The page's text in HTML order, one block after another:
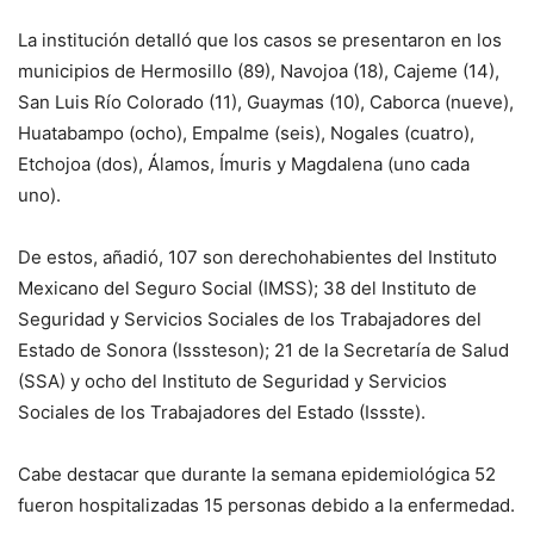
La institución detalló que los casos se presentaron en los
municipios de Hermosillo (89), Navojoa (18), Cajeme (14),
San Luis Río Colorado (11), Guaymas (10), Caborca (nueve),
Huatabampo (ocho), Empalme (seis), Nogales (cuatro),
Etchojoa (dos), Álamos, Ímuris y Magdalena (uno cada
uno).
De estos, añadió, 107 son derechohabientes del Instituto
Mexicano del Seguro Social (IMSS); 38 del Instituto de
Seguridad y Servicios Sociales de los Trabajadores del
Estado de Sonora (Isssteson); 21 de la Secretaría de Salud
(SSA) y ocho del Instituto de Seguridad y Servicios
Sociales de los Trabajadores del Estado (Issste).
Cabe destacar que durante la semana epidemiológica 52
fueron hospitalizadas 15 personas debido a la enfermedad.